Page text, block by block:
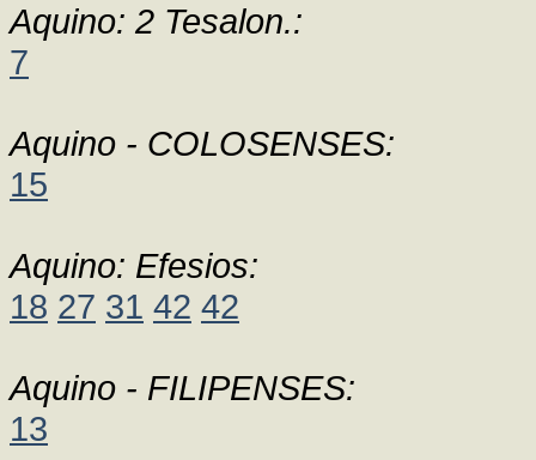
Aquino: 2 Tesalon.:
7
Aquino - COLOSENSES:
15
Aquino: Efesios:
18 27 31 42 42
Aquino - FILIPENSES:
13